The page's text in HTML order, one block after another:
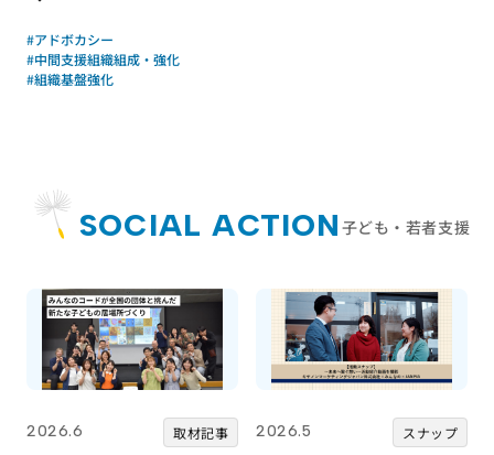
#アドボカシー
#中間支援組織組成・強化
#組織基盤強化
SOCIAL ACTION 子ども・若者支援
2026.6 取材記事 2026.5 スナップ